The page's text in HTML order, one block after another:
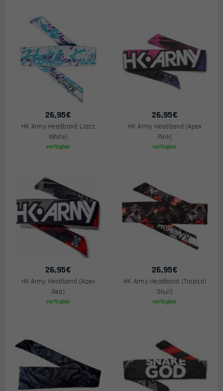
26,95€
HK Army Headband (Jazz
White)
verfügbar
26,95€
HK Army Headband (Apex
Pink)
verfügbar
26,95€
HK Army Headband (Apex
Red)
verfügbar
26,95€
HK Army Headband (Tropical
Skull)
verfügbar